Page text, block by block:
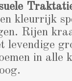
kleurrijk
Rijen
levendige
in alle